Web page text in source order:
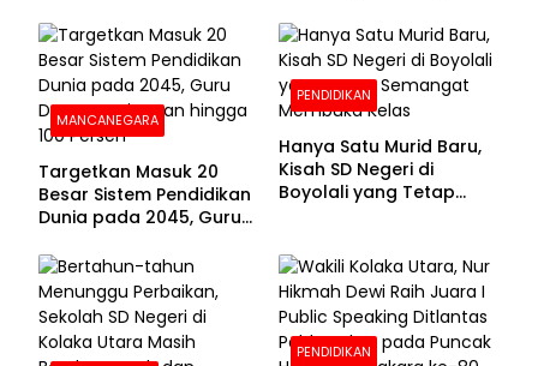
Sekolah
MANCANEGARA
Targetkan Masuk 20
Besar Sistem Pendidikan
Dunia pada 2045, Guru
100 Persen
PENDIDIKAN
Hanya Satu Murid Baru,
Kisah SD Negeri di
Boyolali yang Tetap
PENDIDIKAN